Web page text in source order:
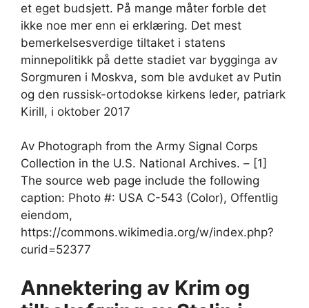
et eget budsjett. På mange måter forble det
ikke noe mer enn ei erklæring. Det mest
bemerkelsesverdige tiltaket i statens
minnepolitikk på dette stadiet var bygginga av
Sorgmuren i Moskva, som ble avduket av Putin
og den russisk-ortodokse kirkens leder, patriark
Kirill, i oktober 2017
Av Photograph from the Army Signal Corps
Collection in the U.S. National Archives. – [1]
The source web page include the following
caption: Photo #: USA C-543 (Color), Offentlig
eiendom,
https://commons.wikimedia.org/w/index.php?
curid=52377
Annektering av Krim og